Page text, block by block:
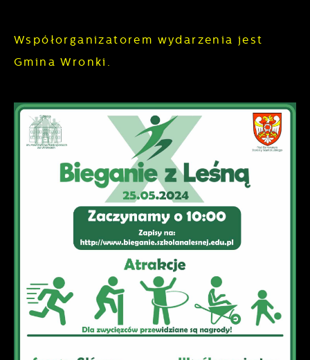
Współorganizatorem wydarzenia jest
Gmina Wronki.